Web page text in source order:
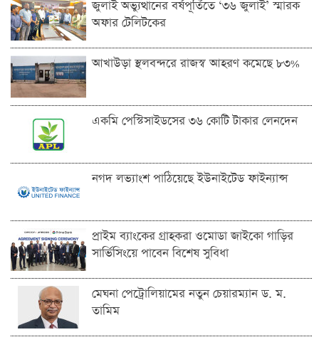
জুলাই অভ্যুত্থানের বর্ষপূর্তিতে ‘৩৬ জুলাই’ স্মারক
অফার টেলিটকের
আখাউড়া স্থলবন্দরে রাজস্ব আহরণ কমেছে ৮৩%
একমি পেস্টিসাইডসের ৩৬ কোটি টাকার লেনদেন
নগদ লভ্যাংশ পাঠিয়েছে ইউনাইটেড ফাইন্যান্স
প্রাইম ব্যাংকের গ্রাহকরা ওমোডা জাইকো গাড়ির
সার্ভিসিংয়ে পাবেন বিশেষ সুবিধা
মেঘনা পেট্রোলিয়ামের নতুন চেয়ারম্যান ড. ম.
তামিম